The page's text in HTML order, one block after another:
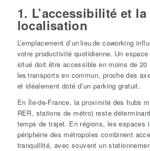
1. L’accessibilité et la
localisation
L’emplacement d’un lieu de coworking
votre productivité quotidienne. Un
situé doit être accessible en moins de 20
les transports en commun, proche des
et idéalement doté d’un parking gratuit.
En Île-de-France, la proximité des hubs
RER, stations de métro) reste
temps de trajet. En régions, les espaces
périphérie des métropoles combinent
tranquillité, avec souvent un